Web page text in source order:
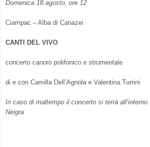
Domenica 18 agosto, ore 12
Ciampac – Alba di Canazei
CANTI DEL VIVO
concerto canoro polifonico e strumentale
di e con Camilla Dell’Agnola e Valentina Turrini
In caso di maltempo il concerto si terrà all’interno
Neigra